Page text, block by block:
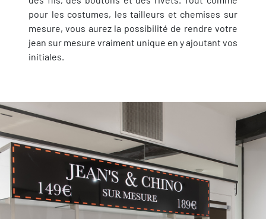
pour les costumes, les tailleurs et chemises sur
mesure, vous aurez la possibilité de rendre votre
jean sur mesure vraiment unique en y ajoutant vos
initiales.